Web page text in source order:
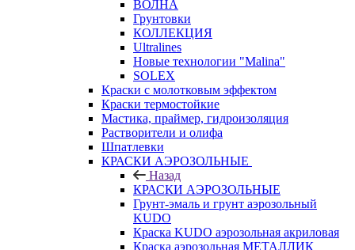
ВОЛНА
Грунтовки
КОЛЛЕКЦИЯ
Ultralines
Новые технологии "Malina"
SOLEX
Краски с молотковым эффектом
Краски термостойкие
Мастика, праймер, гидроизоляция
Растворители и олифа
Шпатлевки
КРАСКИ АЭРОЗОЛЬНЫЕ
Назад
КРАСКИ АЭРОЗОЛЬНЫЕ
Грунт-эмаль и грунт аэрозольный
KUDO
Краска KUDO аэрозольная акриловая
Краска аэрозольная МЕТАЛЛИК